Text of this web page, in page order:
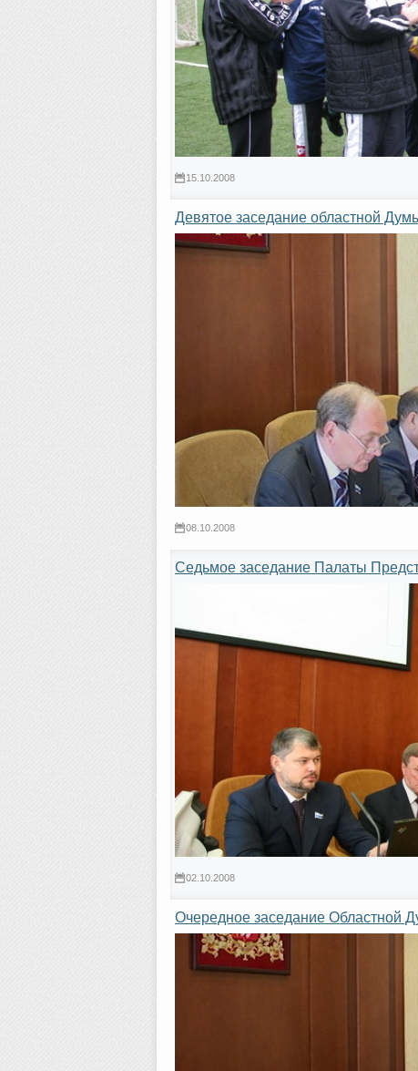
15.10.2008
Девятое заседание областной
08.10.2008
Седьмое заседание Палаты
02.10.2008
Очередное заседание Областной